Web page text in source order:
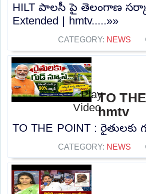
HILT పాలసీ పై తెలంగాణ
Extended | hmtv.....»»
CATEGORY: NEWS
TO
hmtv
TO THE POINT : రైతులకు
CATEGORY: NEWS